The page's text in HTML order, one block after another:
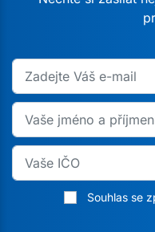
Souhlas se